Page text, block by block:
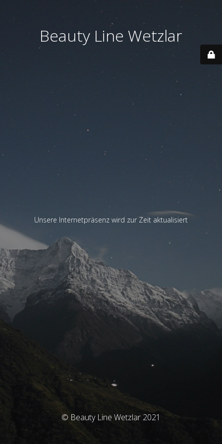
Beauty Line Wetzlar
Unsere Internetpräsenz wird zur Zeit aktualisiert
© Beauty Line Wetzlar 2021